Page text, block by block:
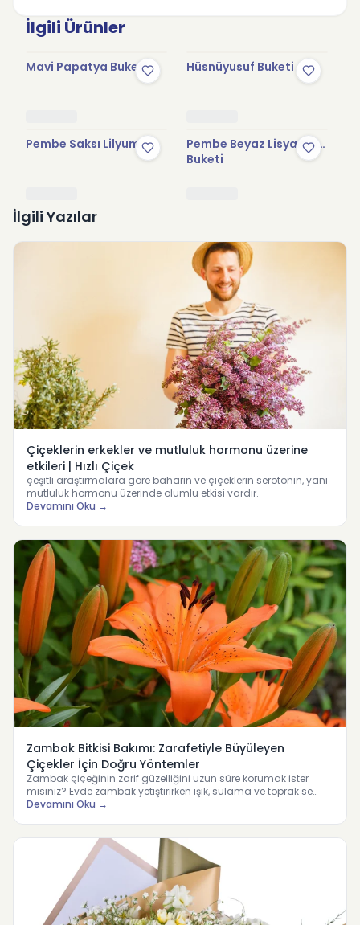
İlgili Ürünler
Mavi Papatya Buketi
Pembe Saksı Lilyum
Hüsnüyusuf Buketi
Pembe Beyaz Lisyantus
Buketi
İlgili Yazılar
Çiçeklerin erkekler ve mutluluk hormonu üzerine
etkileri | Hızlı Çiçek
çeşitli araştırmalara göre baharın ve çiçeklerin serotonin, yani
mutluluk hormonu üzerinde olumlu etkisi vardır.
Devamını Oku →
Zambak Bitkisi Bakımı: Zarafetiyle Büyüleyen
Çiçekler İçin Doğru Yöntemler
Zambak çiçeğinin zarif güzelliğini uzun süre korumak ister
misiniz? Evde zambak yetiştirirken ışık, sulama ve toprak se…
Devamını Oku →